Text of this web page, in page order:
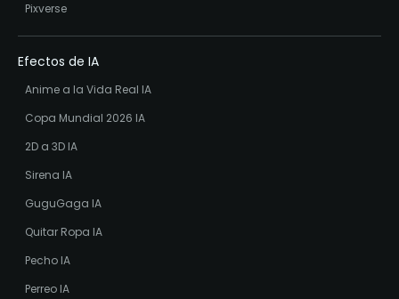
Pixverse
Efectos de IA
Anime a la Vida Real IA
Copa Mundial 2026 IA
2D a 3D IA
Sirena IA
GuguGaga IA
Quitar Ropa IA
Pecho IA
Perreo IA